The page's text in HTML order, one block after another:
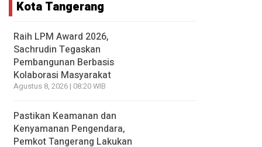
Kota Tangerang
Raih LPM Award 2026,
Sachrudin Tegaskan
Pembangunan Berbasis
Kolaborasi Masyarakat
Agustus 8, 2026 | 08:20 WIB
Pastikan Keamanan dan
Kenyamanan Pengendara,
Pemkot Tangerang Lakukan